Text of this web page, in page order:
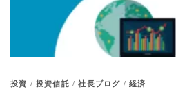
投資 /投資信託 /社長ブログ /経済